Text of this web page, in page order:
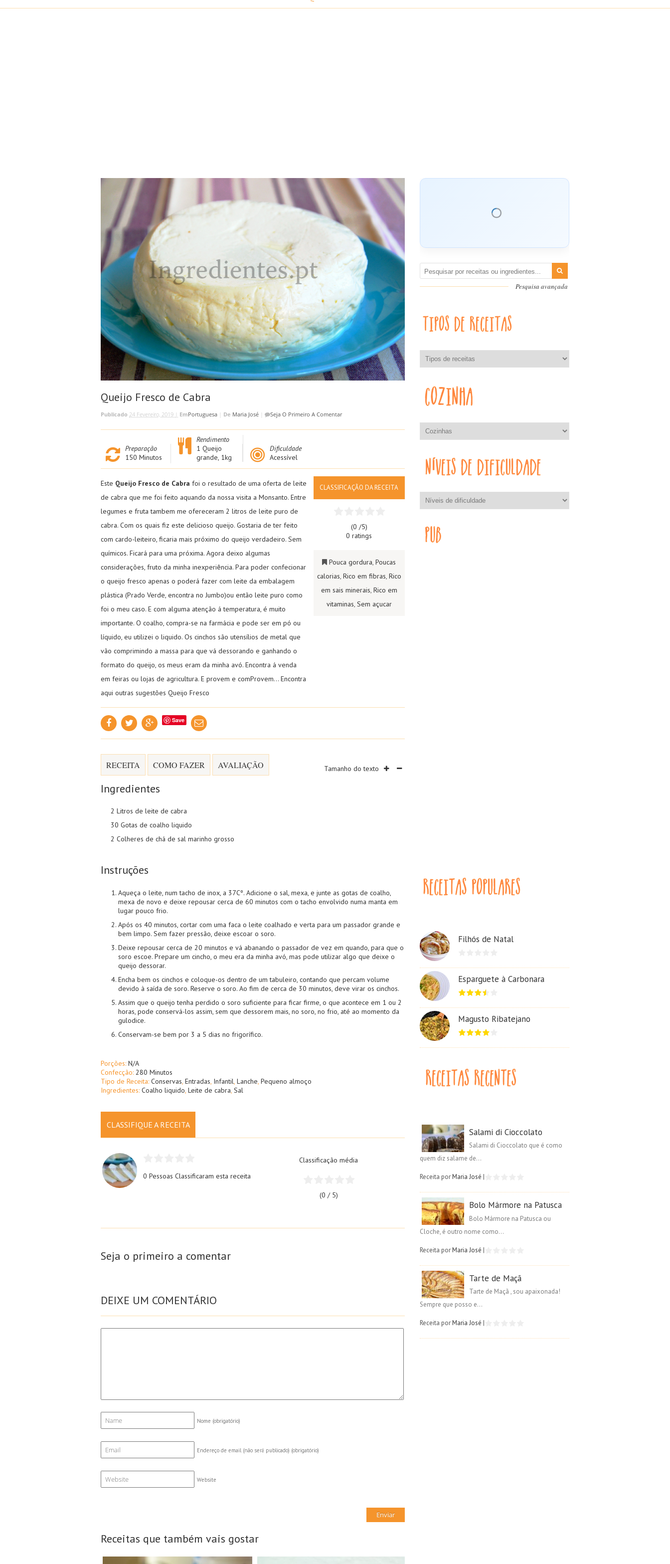
Queijo Fresco de Cabra
Publicado 24 Fevereiro, 2019 | EmPortuguesa De Maria José Seja O Primeiro A Comentar
Preparação
150 Minutos
Rendimento
1 Queijo
grande, 1kg
Dificuldade
Acessível
Este Queijo Fresco de Cabra foi o resultado de uma oferta de leite
de cabra que me foi feito aquando da nossa visita a Monsanto. Entre
legumes e fruta tambem me ofereceram 2 litros de leite puro de
cabra. Com os quais fiz este delicioso queijo. Gostaria de ter feito
com cardo-leiteiro, ficaria mais próximo do queijo verdadeiro. Sem
químicos. Ficará para uma próxima. Agora deixo algumas
considerações, fruto da minha inexperiência. Para poder confecionar
o queijo fresco apenas o poderá fazer com leite da embalagem
plástica (Prado Verde, encontra no Jumbo)ou então leite puro como
foi o meu caso. E com alguma atenção á temperatura, é muito
importante. O coalho, compra-se na farmácia e pode ser em pó ou
líquido, eu utilizei o liquido. Os cinchos são utensílios de metal que
vão comprimindo a massa para que vá dessorando e ganhando o
formato do queijo, os meus eram da minha avó. Encontra á venda
em feiras ou lojas de agricultura. E provem e comProvem… Encontra
aqui outras sugestões Queijo Fresco
CLASSIFICAÇÃO DA RECEITA
(0 /5)
0 ratings
Pouca gordura,Poucas
calorias, Rico em fibras, Rico
em sais minerais, Rico em
vitaminas, Sem açucar
Save
RECEITA COMO FAZER AVALIAÇÃO Tamanho do texto
Ingredientes
2 Litros de leite de cabra
30 Gotas de coalho liquido
2 Colheres de chá de sal marinho grosso
Instruções
Aqueça o leite, num tacho de inox, a 37Cº. Adicione o sal, mexa, e junte as gotas de coalho,
mexa de novo e deixe repousar cerca de 60 minutos com o tacho envolvido numa manta em
lugar pouco frio.
Após os 40 minutos, cortar com uma faca o leite coalhado e verta para um passador grande e
bem limpo. Sem fazer pressão, deixe escoar o soro.
Deixe repousar cerca de 20 minutos e vá abanando o passador de vez em quando, para que o
soro escoe. Prepare um cincho, o meu era da minha avó, mas pode utilizar algo que deixe o
queijo dessorar.
Encha bem os cinchos e coloque-os dentro de um tabuleiro, contando que percam volume
devido à saída de soro. Reserve o soro. Ao fim de cerca de 30 minutos, deve virar os cinchos.
Assim que o queijo tenha perdido o soro suficiente para ficar firme, o que acontece em 1 ou 2
horas, pode conservá-los assim, sem que dessorem mais, no soro, no frio, até ao momento da
gulodice.
Conservam-se bem por 3 a 5 dias no frigorífico.
Porções: N/A
Confecção: 280 Minutos
Tipo de Receita: Conservas Entradas Infantil Lanche Pequeno almoço
Ingredientes: Coalho liquido Leite de cabra Sal
CLASSIFIQUE A RECEITA
0 PessoasClassificaram esta receita
Classificação média
(0 / 5)
Seja o primeiro a comentar
DEIXE UM COMENTÁRIO
Nome (obrigatório)
Endereço de email (não será publicado) (obrigatório)
Website
Receitas que também vais gostar
Pesquisa avançada
Filhós de Natal
Esparguete à Carbonara
Magusto Ribatejano
Salami di Cioccolato
Salami di Cioccolato que é como
quem diz salame de...
Receita porMaria José |
Bolo Mármore na Patusca
Bolo Mármore na Patusca ou
Cloche, é outro nome como...
Receita porMaria José |
Tarte de Maçã
Tarte de Maçã , sou apaixonada!
Sempre que posso e...
Receita porMaria José |